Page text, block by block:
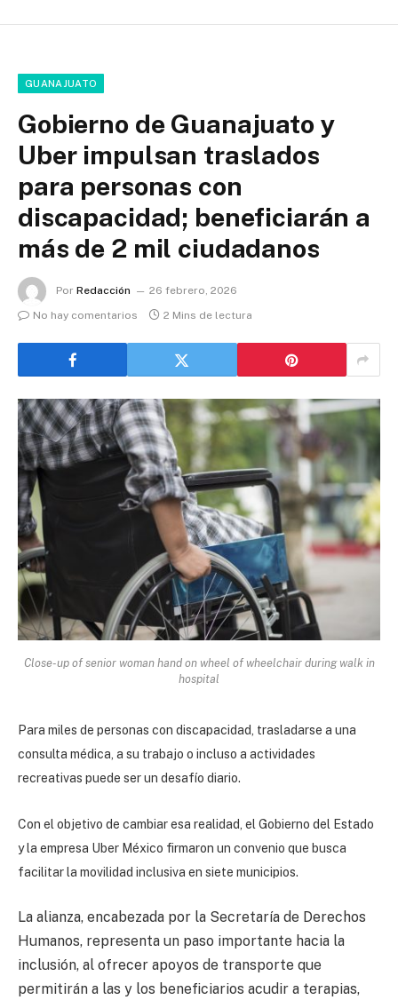
GUANAJUATO
Gobierno de Guanajuato y
Uber impulsan traslados
para personas con
discapacidad; beneficiarán a
más de 2 mil ciudadanos
Por Redacción
26 febrero, 2026
No hay comentarios
2 Mins de lectura
Close-up of senior woman hand on wheel of wheelchair during walk in
hospital
Para miles de personas con discapacidad, trasladarse a una
consulta médica, a su trabajo o incluso a actividades
recreativas puede ser un desafío diario.
Con el objetivo de cambiar esa realidad, el Gobierno del Estado
y la empresa Uber México firmaron un convenio que busca
facilitar la movilidad inclusiva en siete municipios.
La alianza, encabezada por la Secretaría de Derechos
Humanos, representa un paso importante hacia la
inclusión, al ofrecer apoyos de transporte que
permitirán a las y los beneficiarios acudir a terapias,